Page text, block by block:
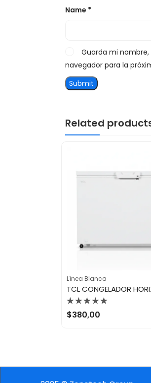
Name *
Guarda mi
navegador para la
Related
Línea Blanca
Valorado
con
$380,00